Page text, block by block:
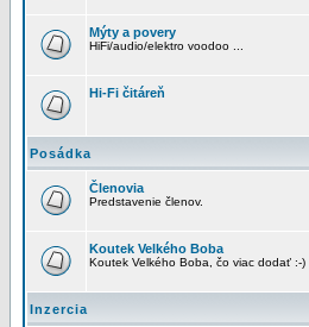
Mýty a povery
HiFi/audio/elektro voodoo ...
Hi-Fi čitáreň
Posádka
Členovia
Predstavenie členov.
Koutek Velkého Boba
Koutek Velkého Boba, čo viac dodať :-)
Inzercia